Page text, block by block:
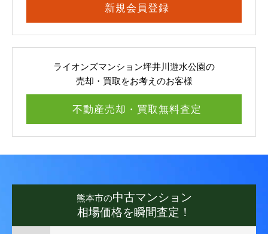
新規会員登録
ライオンズマンション坪井川遊水公園の
売却・買取をお考えのお客様
不動産売却・買取無料査定
熊本市の中古マンション
相場価格を瞬間査定！